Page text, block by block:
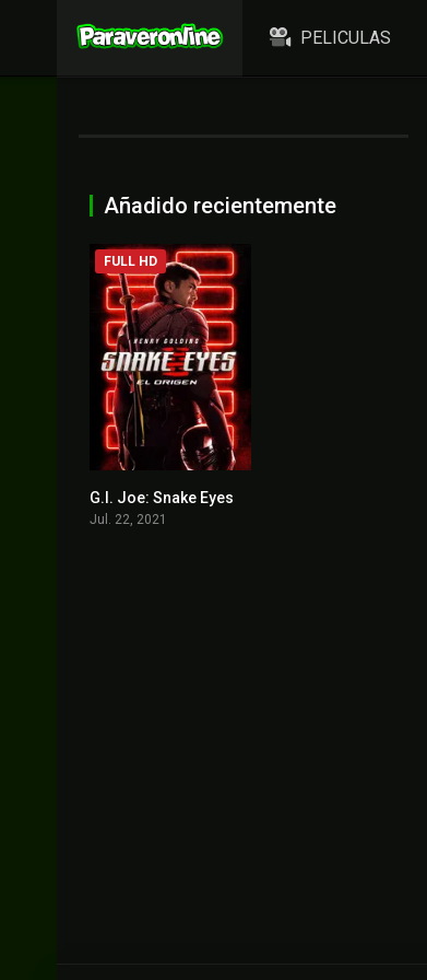
PELICULAS
Añadido recientemente
5.4
FULL HD
G.I. Joe: Snake Eyes
Jul. 22, 2021